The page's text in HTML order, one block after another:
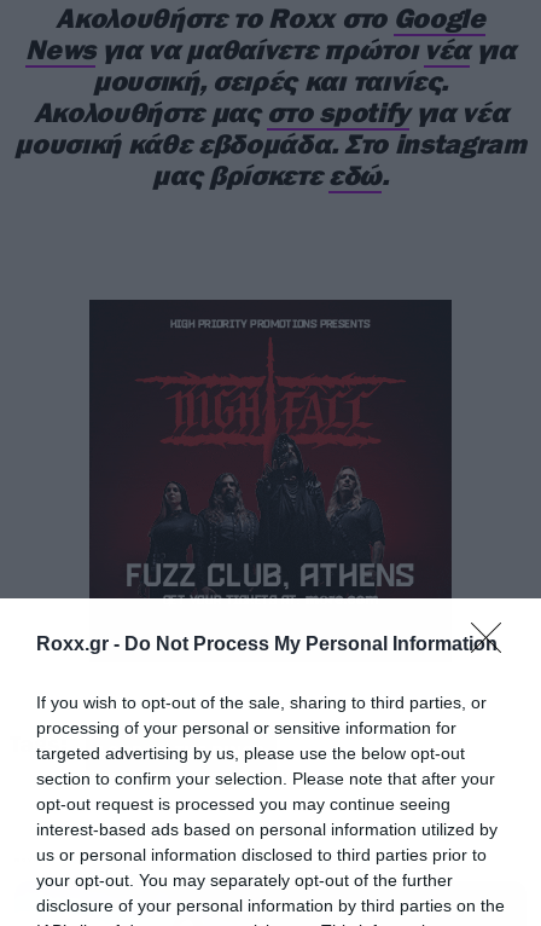
Roxx.gr - Do Not Process My Personal Information
If you wish to opt-out of the sale, sharing to third parties, or
processing of your personal or sensitive information for
targeted advertising by us, please use the below opt-out
section to confirm your selection. Please note that after your
opt-out request is processed you may continue seeing
interest-based ads based on personal information utilized by
us or personal information disclosed to third parties prior to
your opt-out. You may separately opt-out of the further
disclosure of your personal information by third parties on the
Ο Wood δεν έκρυψε και τον ενθουσιασμό του
για τον Andy Serkis στη σκηνοθεσία. «
απίστευτα που θα το σκηνοθετήσει ο Andy. Είναι
απόλυτα σωστό να σκηνοθετεί μια ταινία για
έναν χαρακτήρα που ουσιαστικά έκανε δικό του.
μου αρέσει πολύ που υπάρχει πρόθεση να γίνουν
κι άλλες ταινίες σε αυτό το σύμπαν. Έχει
ενδιαφέρον να δούμε πού θα οδηγήσει όλο
αυτό».
Η Warner Bros. ανακοίνωσε για πρώτη φορά το
Ακολουθήστε το Roxx στο Google
Newsγια να μαθαίνετε πρώτοι νέαγια
μουσική, σειρές και ταινίες.
Ακολουθήστε μαςστο spotifyγια νέα
μουσική κάθε εβδομάδα. Στο instagram
μας βρίσκετεεδώ.
Tags: LORD OF THE RINGS
MOVIES